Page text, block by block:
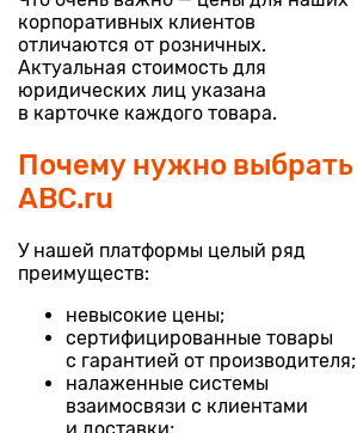
корпоративных клиентов
отличаются от розничных.
Актуальная стоимость для
юридических лиц указана
в карточке каждого товара.
Почему нужно выбрать
ABC.ru
У нашей платформы целый ряд
преимуществ:
невысокие цены;
сертифицированные товары
с гарантией от производителя;
налаженные системы
взаимосвязи с клиентами
и доставки;